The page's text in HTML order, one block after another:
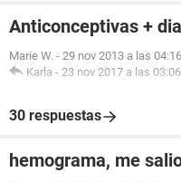
Anticonceptivas +
Marie W. - 29 nov 2013 a las 04:16
Karla - 23 nov 2017 a las 03:06
30 respuestas
hemograma, me